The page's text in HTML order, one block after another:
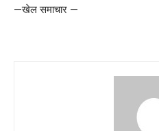
—खेल समाचार —